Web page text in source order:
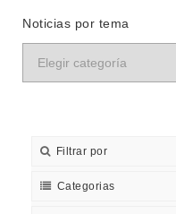
Noticias por tema
Filtrar por
Categorias